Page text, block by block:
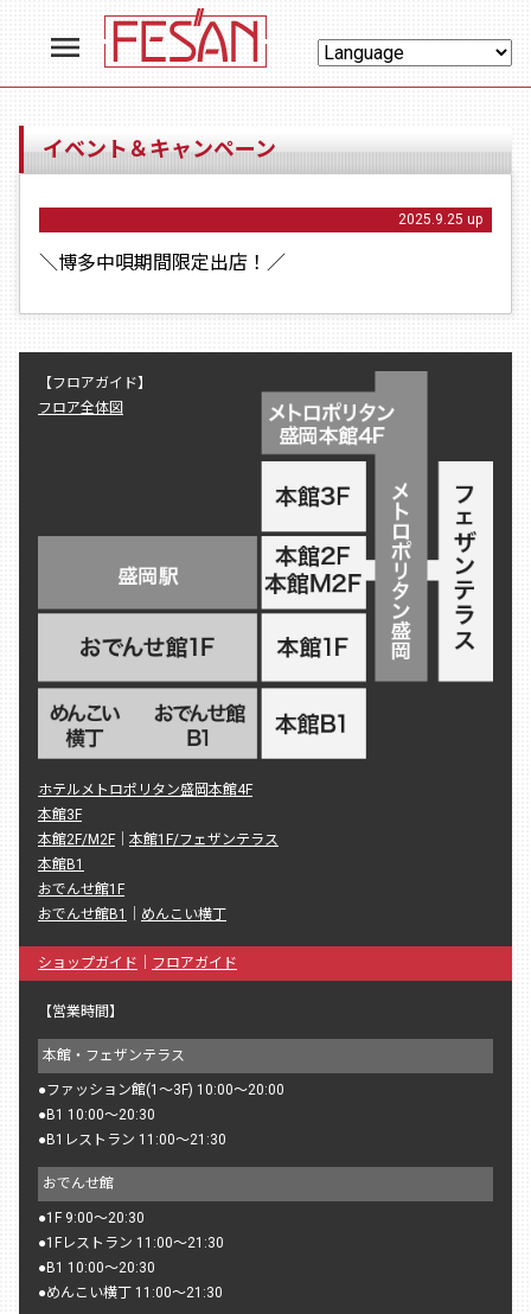
menu
イベント＆キャンペーン
2025.9.25 up
＼博多中唄期間限定出店！／
ホテルメトロポリタン盛岡本館4F
本館3F
本館2F/M2F
本館1F/フェザンテラス
本館B1
おでんせ館1F
おでんせ館B1
めんこい横丁
【フロアガイド】
フロア全体図
ショップガイド フロアガイド
【営業時間】
本館・フェザンテラス
●ファッション館(1〜3F) 10:00〜20:00
●B1 10:00〜20:30
●B1レストラン 11:00〜21:30
おでんせ館
●1F 9:00〜20:30
●1Fレストラン 11:00〜21:30
●B1 10:00〜20:30
●めんこい横丁 11:00〜21:30